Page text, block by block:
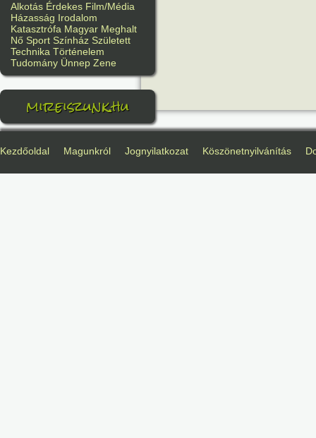
Alkotás Érdekes Film/Média
Házasság Irodalom
Katasztrófa Magyar Meghalt
Nő Sport Színház Született
Technika Történelem
Tudomány Ünnep Zene
mireiszunk.hu
Kezdőoldal Magunkról Jognyilatkozat Köszönetnyilvánítás